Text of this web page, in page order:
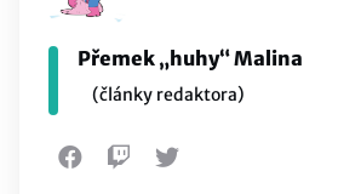
Přemek „huhy“ Malina
(články redaktora)